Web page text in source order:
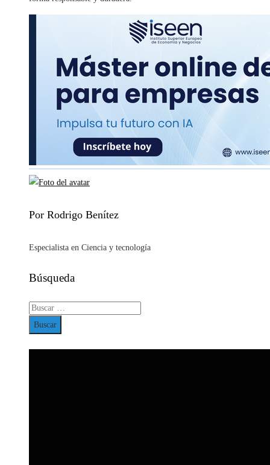
Por Rodrigo Benítez
Especialista en Ciencia y tecnología
Búsqueda
Buscar: